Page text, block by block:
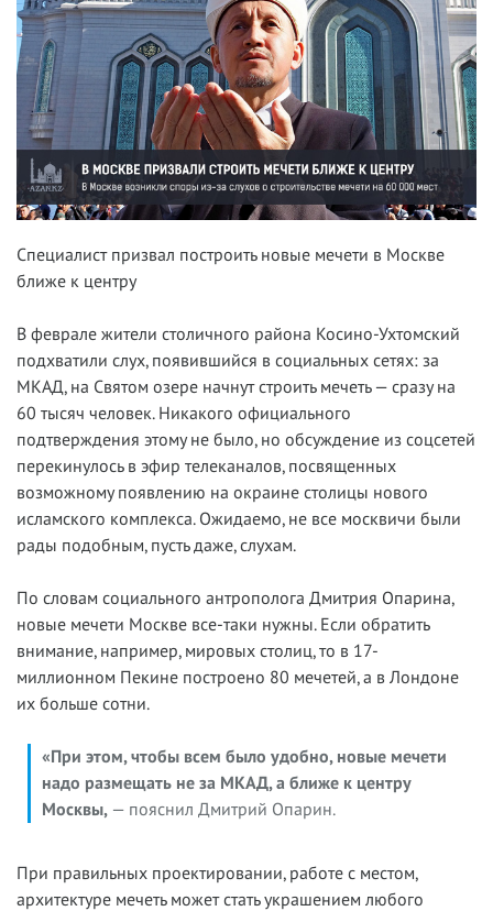
Специалист призвал построить новые мечети в Москве
ближе к центру
В феврале жители столичного района Косино-Ухтомский
подхватили слух, появившийся в социальных сетях: за
МКАД, на Святом озере начнут строить мечеть — сразу на
60 тысяч человек. Никакого официального
подтверждения этому не было, но обсуждение из соцсетей
перекинулось в эфир телеканалов, посвященных
возможному появлению на окраине столицы нового
исламского комплекса. Ожидаемо, не все москвичи были
рады подобным, пусть даже, слухам.
По словам социального антрополога Дмитрия Опарина,
новые мечети Москве все-таки нужны. Если обратить
внимание, например, мировых столиц, то в 17-
миллионном Пекине построено 80 мечетей, а в Лондоне
их больше сотни.
«При этом, чтобы всем было удобно, новые мечети
надо размещать не за МКАД, а ближе к центру
Москвы, — пояснил Дмитрий Опарин.
При правильных проектировании, работе с местом,
архитектуре мечеть может стать украшением любого